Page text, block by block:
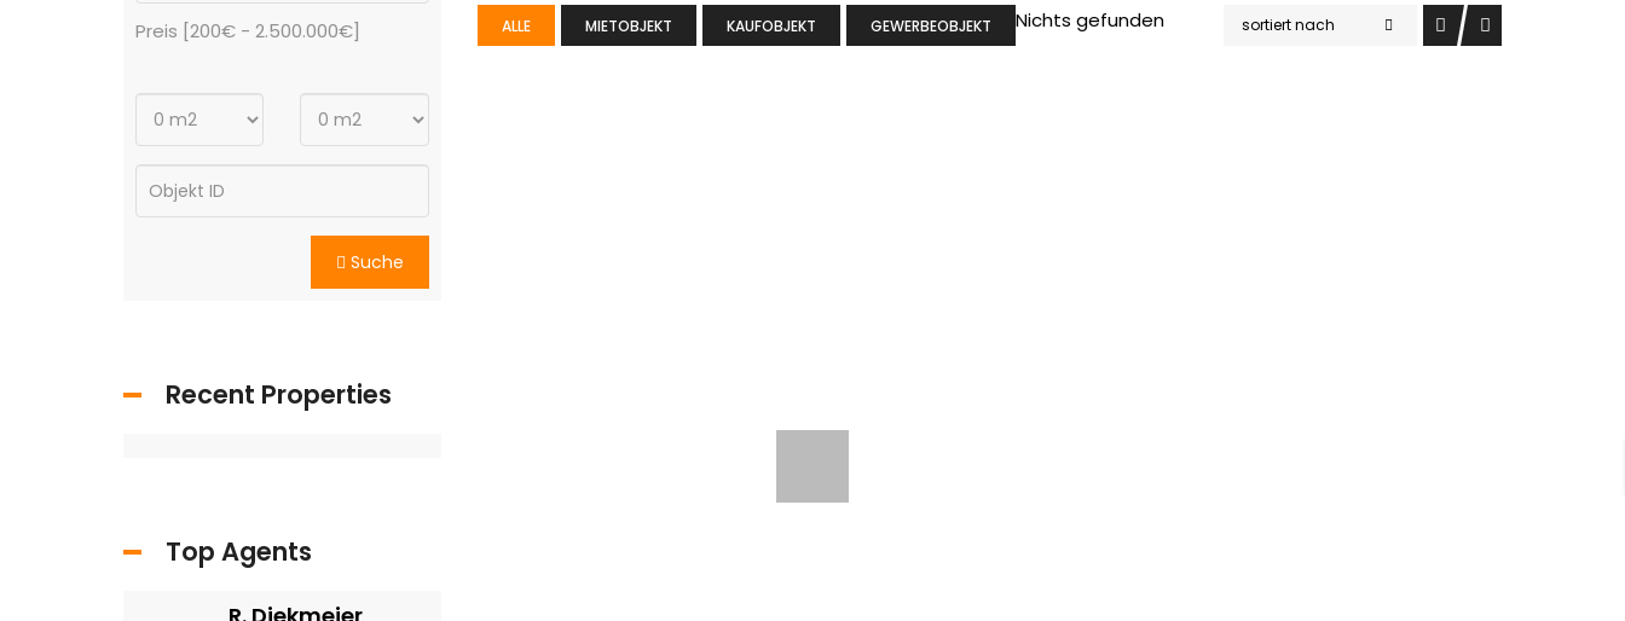
ALLE MIETOBJEKT KAUFOBJEKT GEWERBEOBJEKT sortiert nach
Nichts gefunden
Preis [200€ - 2.500.000€]
Suche
Recent Properties
Top Agents